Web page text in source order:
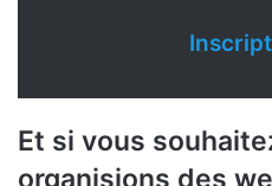
Et si vous
organisions des